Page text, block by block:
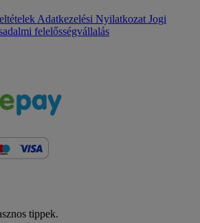
Adatkezelési Nyilatkozat Jogi
felelősségvállalás
tippek.